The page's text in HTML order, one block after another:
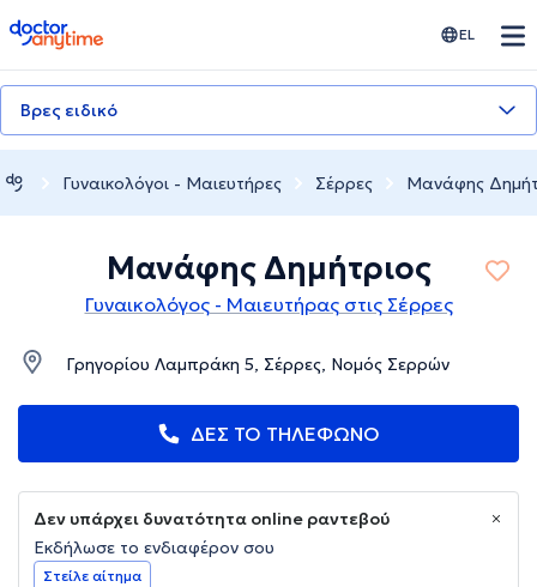
doctoranytime EL
Βρες ειδικό
Γυναικολόγοι - Μαιευτήρες Σέρρες Μανάφης
Μανάφης Δημήτριος
Γυναικολόγος - Μαιευτήρας στις Σέρρες
Γρηγορίου Λαμπράκη 5, Σέρρες, Νομός Σερρών
ΔΕΣ ΤΟ ΤΗΛΕΦΩΝΟ
Δεν υπάρχει δυνατότητα online ραντεβού
Εκδήλωσε το ενδιαφέρον σου
Στείλε αίτημα